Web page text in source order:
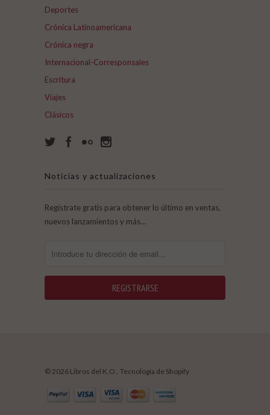
Deportes
Crónica Latinoamericana
Crónica negra
Internacional-Corresponsales
Escritura
Viajes
Clásicos
Noticias y actualizaciones
Regístrate gratis para obtener lo último en ventas,
nuevos lanzamientos y más…
© 2026 Libros del K.O.. Tecnología de Shopify